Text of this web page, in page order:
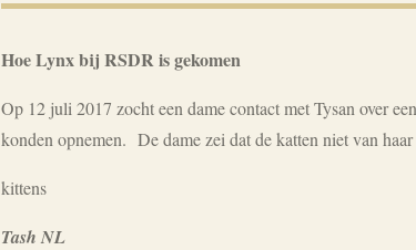
Hoe Lynx bij RSDR is gekomen
Op 12 juli 2017 zocht een dame contact met Tysan over
konden opnemen. De dame zei dat de katten niet van
kittens
Tash NL